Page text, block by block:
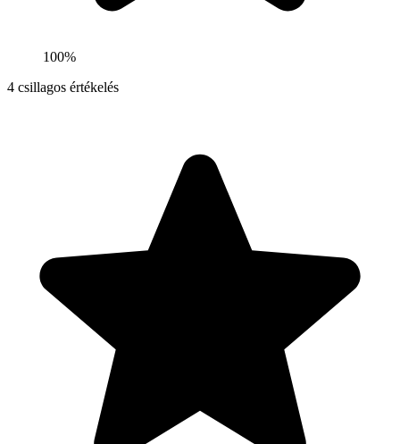
100%
4 csillagos értékelés